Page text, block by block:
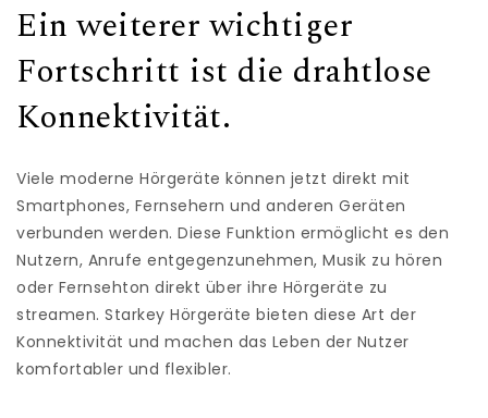
Ein weiterer wichtiger
Fortschritt ist die drahtlose
Konnektivität.
Viele moderne Hörgeräte können jetzt direkt mit
Smartphones, Fernsehern und anderen Geräten
verbunden werden. Diese Funktion ermöglicht es den
Nutzern, Anrufe entgegenzunehmen, Musik zu hören
oder Fernsehton direkt über ihre Hörgeräte zu
streamen. Starkey Hörgeräte bieten diese Art der
Konnektivität und machen das Leben der Nutzer
komfortabler und flexibler.